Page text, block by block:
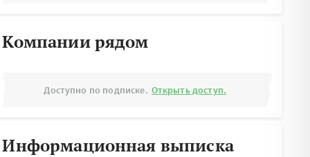
Компании рядом
Доступно по подписке. Открыть доступ.
Информационная выписка